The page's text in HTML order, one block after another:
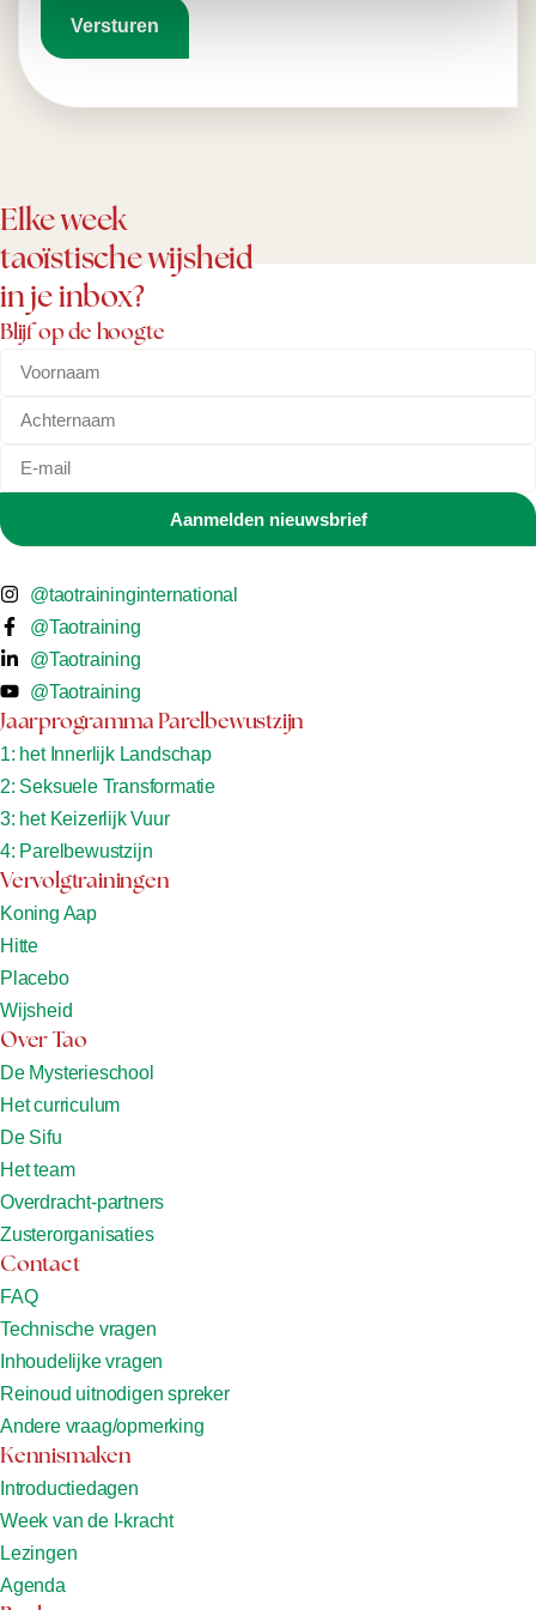
Elke week
taoïstische wijsheid
in je inbox?
Blijf op de hoogte
Aanmelden nieuwsbrief
@taotraininginternational
@Taotraining
@Taotraining
@Taotraining
Jaarprogramma Parelbewustzijn
1: het Innerlijk Landschap
2: Seksuele Transformatie
3: het Keizerlijk Vuur
4: Parelbewustzijn
Vervolgtrainingen
Koning Aap
Hitte
Placebo
Wijsheid
Over Tao
De Mysterieschool
Het curriculum
De Sifu
Het team
Overdracht-partners
Zusterorganisaties
Contact
FAQ
Technische vragen
Inhoudelijke vragen
Reinoud uitnodigen spreker
Andere vraag/opmerking
Kennismaken
Introductiedagen
Week van de I-kracht
Lezingen
Agenda